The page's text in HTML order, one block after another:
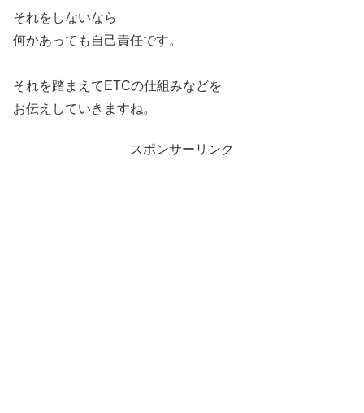
それをしないなら
何かあっても自己責任です。
それを踏まえてETCの仕組みなどを
お伝えしていきますね。
スポンサーリンク